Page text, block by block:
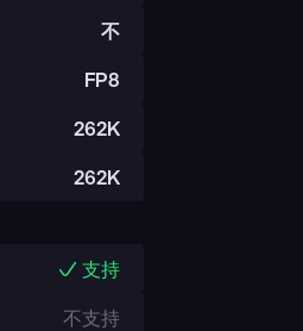
不
FP8
262K
262K
支持
不支持